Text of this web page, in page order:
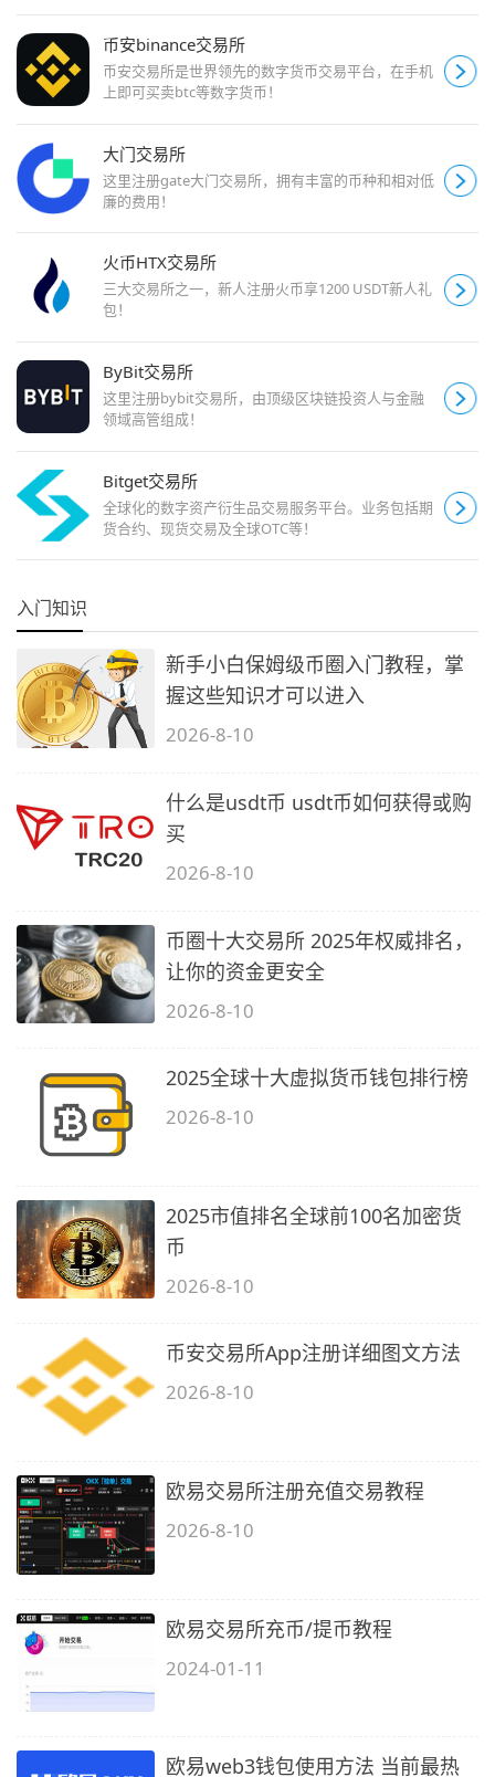
币安binance交易所
币安交易所是世界领先的数字货币交易平台，在手机
上即可买卖btc等数字货币！
大门交易所
这里注册gate大门交易所，拥有丰富的币种和相对低
廉的费用！
火币HTX交易所
三大交易所之一，新人注册火币享1200 USDT新人礼
包！
ByBit交易所
这里注册bybit交易所，由顶级区块链投资人与金融
领域高管组成！
Bitget交易所
全球化的数字资产衍生品交易服务平台。业务包括期
货合约、现货交易及全球OTC等！
入门知识
新手小白保姆级币圈入门教程，掌
握这些知识才可以进入
2026-8-10
什么是usdt币 usdt币如何获得或购
买
2026-8-10
币圈十大交易所 2025年权威排名，
让你的资金更安全
2026-8-10
2025全球十大虚拟货币钱包排行榜
2026-8-10
2025市值排名全球前100名加密货
币
2026-8-10
币安交易所App注册详细图文方法
2026-8-10
欧易交易所注册充值交易教程
2026-8-10
欧易交易所充币/提币教程
2024-01-11
欧易web3钱包使用方法 当前最热